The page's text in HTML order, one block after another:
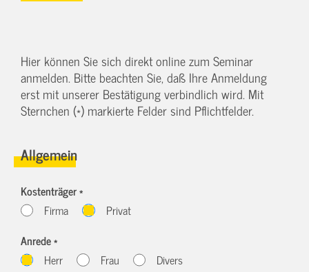
Hier können Sie sich direkt online zum Seminar
anmelden. Bitte beachten Sie, daß Ihre Anmeldung
erst mit unserer Bestätigung verbindlich wird. Mit
Sternchen (*) markierte Felder sind Pflichtfelder.
Allgemein
Kostenträger *
Firma
Privat
Anrede *
Herr
Frau Divers